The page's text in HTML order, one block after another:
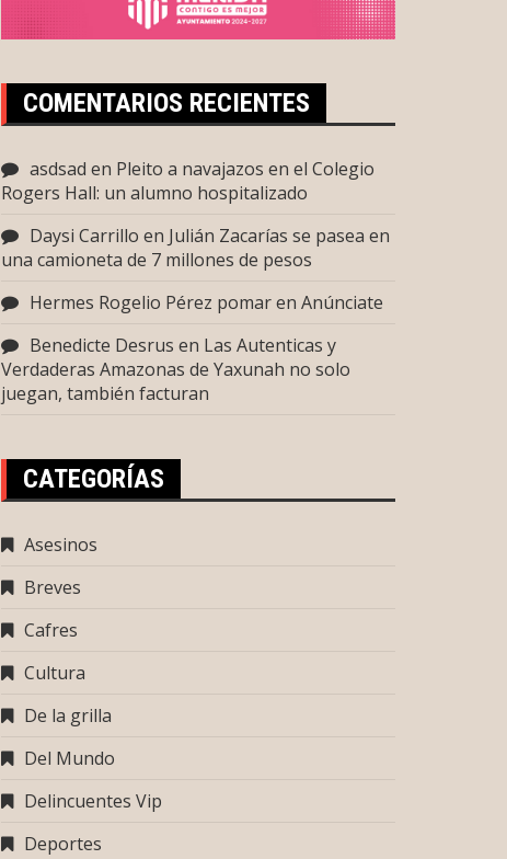
COMENTARIOS RECIENTES
asdsad en Pleito a navajazos en el Colegio
Rogers Hall: un alumno hospitalizado
Daysi Carrillo en Julián Zacarías se pasea en
una camioneta de 7 millones de pesos
Hermes Rogelio Pérez pomaren Anúnciate
Benedicte Desrus en Las Autenticas y
Verdaderas Amazonas de Yaxunah no solo
juegan, también facturan
CATEGORÍAS
Asesinos
Breves
Cafres
Cultura
De la grilla
Del Mundo
Delincuentes Vip
Deportes